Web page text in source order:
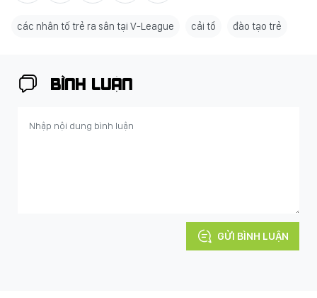
các nhân tố trẻ ra sân tại V-League cải tổ đào tạo trẻ
BÌNH LUẬN
GỬI BÌNH LUẬN